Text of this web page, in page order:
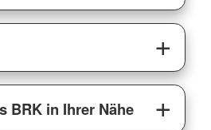
BRK in Ihrer Nähe